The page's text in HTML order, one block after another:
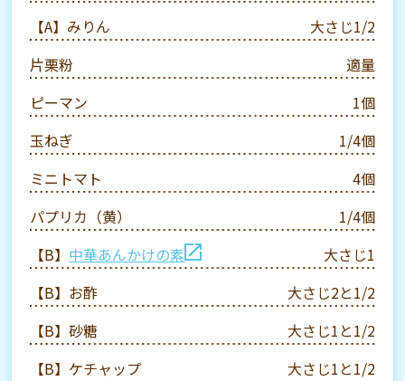
【A】みりん
大さじ1/2
片栗粉
適量
ピーマン
1個
玉ねぎ
1/4個
ミニトマト
4個
パプリカ（黄）
1/4個
【B】 中華あんかけの素
大さじ1
【B】お酢
大さじ2と1/2
【B】砂糖
大さじ1と1/2
【B】ケチャップ
大さじ1と1/2